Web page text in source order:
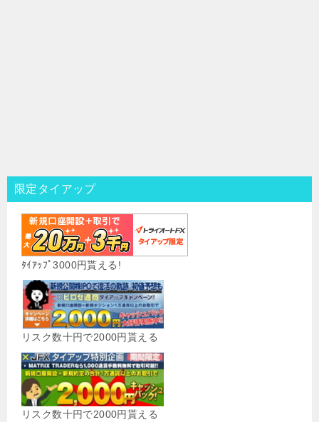
限定タイアップ
ﾀｲｱｯﾌﾟ3000円貰える!
リスク数十円で2000円貰える
リスク数十円で2000円貰える